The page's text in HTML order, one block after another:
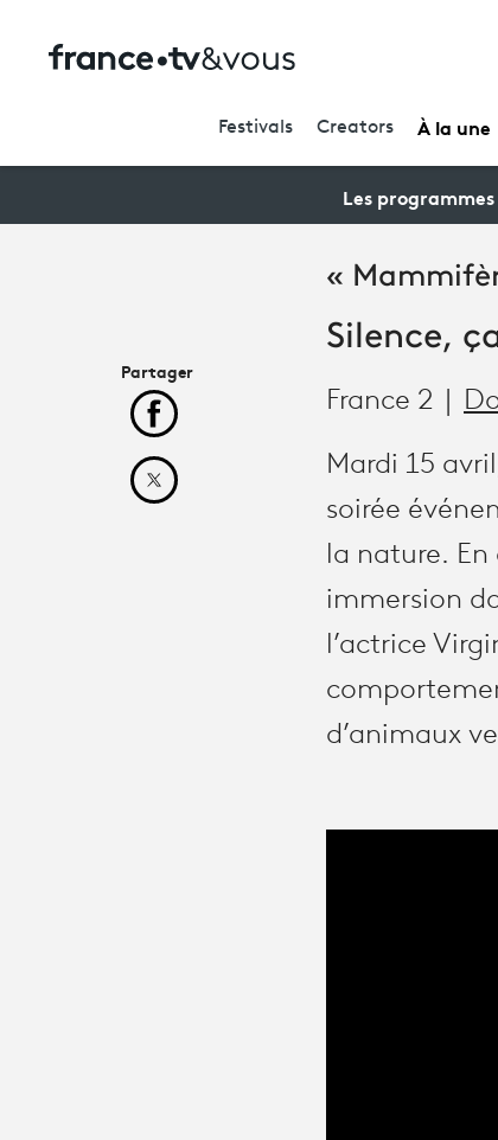
Festivals Creators À la une
Les
«
Silence,
France 2
Mardi 15
soirée
la nature.
immersion
l’actrice
d’animaux
Partager
Partager cet article sur Facebook
Partager cet article sur X